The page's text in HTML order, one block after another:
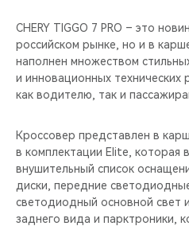
CHERY TIGGO 7 PRO – это
российском рынке, но и в
наполнен множеством
и инновационных
как водителю, так и
Кроссовер представлен в
в комплектации Elite, которая
внушительный список
диски, передние
светодиодный основной свет
заднего вида и парктроники,